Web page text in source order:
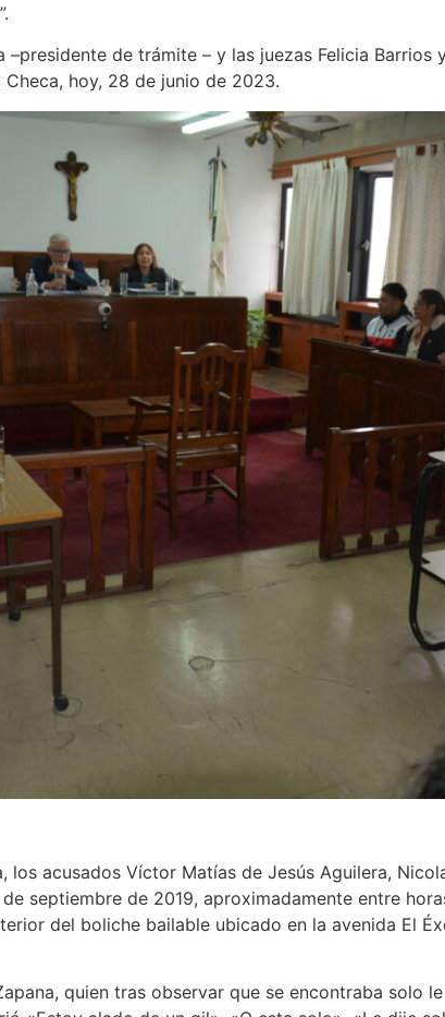
de trámite – y las juezas Felicia
hoy, 28 de junio de 2023.
los acusados Víctor Matías de Jesús Aguilera,
septiembre de 2019, aproximadamente entre
del boliche bailable ubicado en la avenida El
quien tras observar que se encontraba solo